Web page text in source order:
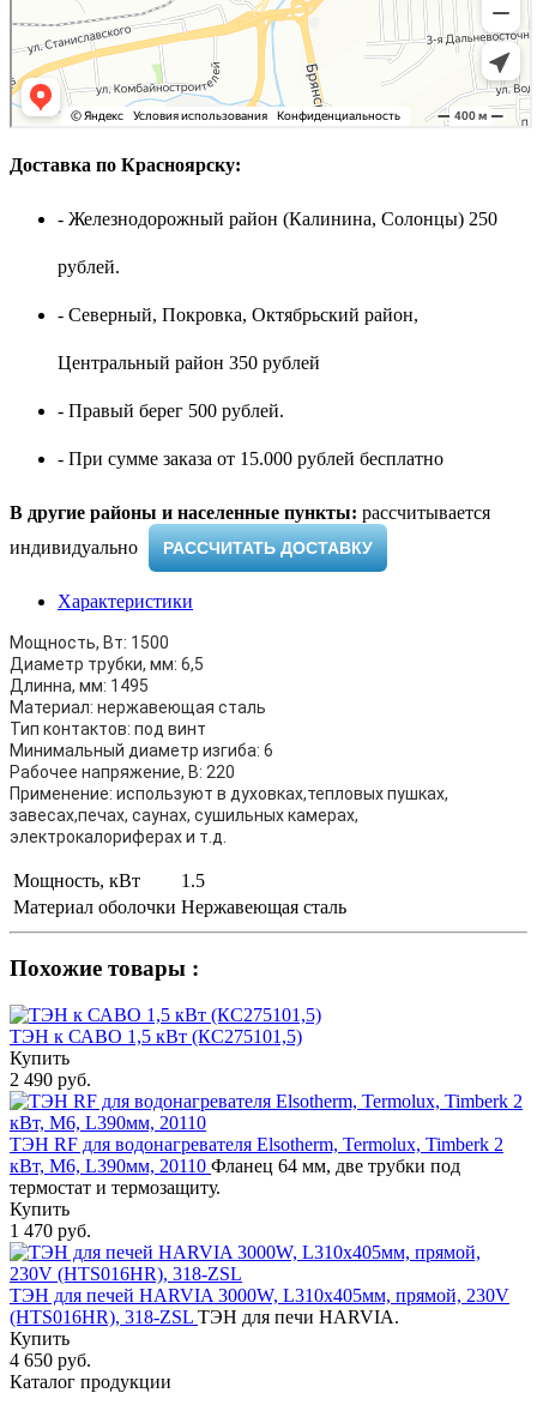
Доставка по Красноярску:
- Железнодорожный район (Калинина, Солонцы) 250
рублей.
- Северный, Покровка, Октябрьский район,
Центральный район 350 рублей
- Правый берег 500 рублей.
- При сумме заказа от 15.000 рублей бесплатно
В другие районы и населенные пункты: рассчитывается
индивидуально ​
РАССЧИТАТЬ ДОСТАВКУ
Характеристики
Мощность, Вт: 1500
Диаметр трубки, мм: 6,5
Длинна, мм: 1495
Материал: нержавеющая сталь
Тип контактов: под винт
Минимальный диаметр изгиба: 6
Рабочее напряжение, В: 220
Применение: используют в духовках,тепловых пушках,
завесах,печах, саунах, сушильных камерах,
электрокалориферах и т.д.
Мощность, кВт
1.5
Материал оболочки Нержавеющая сталь
Похожие товары :
ТЭН к САВО 1,5 кВт (КС275101,5)
Купить
2 490 руб.
ТЭН RF для водонагревателя Elsotherm, Termolux, Timberk 2
кВт, М6, L390мм, 20110 Фланец 64 мм, две трубки под
термостат и термозащиту.
Купить
1 470 руб.
ТЭН для печей HARVIA 3000W, L310x405мм, прямой, 230V
(HTS016HR), 318-ZSL ТЭН для печи HARVIA.
Купить
4 650 руб.
Каталог продукции